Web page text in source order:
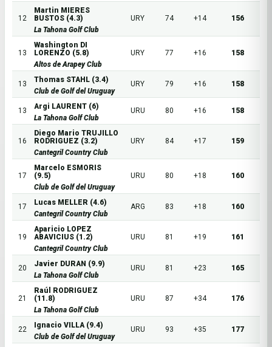
12
Martin MIERES
BUSTOS (4.3)
La Tahona Golf Club
URY 74 +14 156
13
Washington DI
LORENZO (5.8)
Altos de Arapey Club
URY 77 +16 158
13
Thomas STAHL (3.4)
Club de Golf del Uruguay
URY 79 +16 158
13
Argi LAURENT (6)
La Tahona Golf Club
URU 80 +16 158
16
Diego Mario TRUJILLO
RODRIGUEZ (3.2)
Cantegril Country Club
URY 84 +17 159
17
Marcelo ESMORIS
(9.5)
Club de Golf del Uruguay
URU 80 +18 160
17
Lucas MELLER (4.6)
Cantegril Country Club
ARG 83 +18 160
19
Aparicio LOPEZ
ABAVICIUS (1.2)
Cantegril Country Club
URU 81 +19 161
20
Javier DURAN (9.9)
La Tahona Golf Club
URU 81 +23 165
21
Raúl RODRIGUEZ
(11.8)
La Tahona Golf Club
URU 87 +34 176
22
Ignacio VILLA (9.4)
Club de Golf del Uruguay
URU 93 +35 177